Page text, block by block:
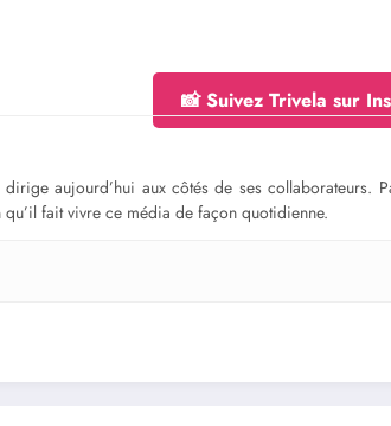
📸 Suivez Trivela sur
aujourd’hui aux côtés de ses collaborateurs.
fait vivre ce média de façon quotidienne.